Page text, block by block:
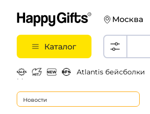
Москва
Каталог
Atlantis бейсболки
Металлические ручки
Новости